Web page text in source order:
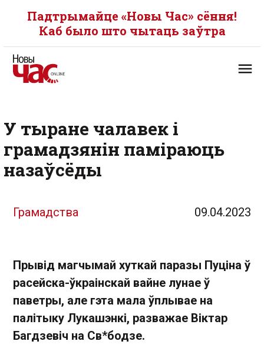
Падтрымайце «Новы Час» сёння!
Каб было што чытаць заўтра
У тыране чалавек і
грамадзянін паміраюць
назаўсёды
Грамадства 09.04.2023
Прывід магчымай хуткай паразы Пуціна ў
расейска-ўкраінскай вайне лунае ў
паветры, але гэта мала ўплывае на
палітыку Лукашэнкі, разважае Віктар
Багдзевіч на Св*бодзе.